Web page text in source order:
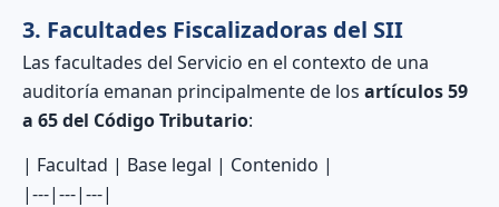
3. Facultades Fiscalizadoras del SII
Las facultades del Servicio en el contexto de una
auditoría emanan principalmente de los artículos 59
a 65 del Código Tributario:
| Facultad | Base legal | Contenido |
|---|---|---|